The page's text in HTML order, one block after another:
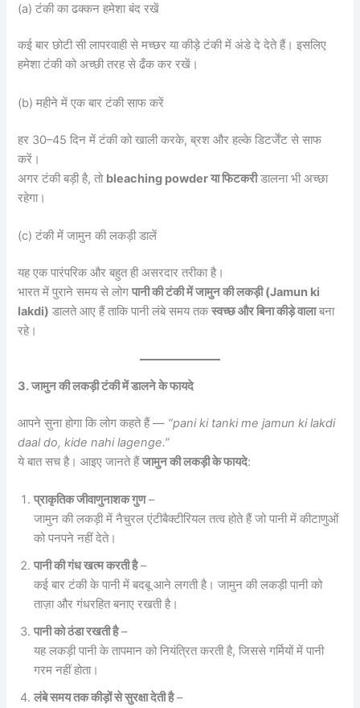
(a) टंकी का ढक्कन हमेशा बंद रखें
कई बार छोटी सी लापरवाही से मच्छर या कीड़े टंकी में अंडे दे देते हैं। इसलिए
हमेशा टंकी को अच्छी तरह से ढँक कर रखें।
(b) महीने में एक बार टंकी साफ करें
हर 30–45 दिन में टंकी को खाली करके, ब्रश और हल्के डिटर्जेंट से साफ
करें।
अगर टंकी बड़ी है, तो bleaching powder या फिटकरीडालना भी अच्छा
रहेगा।
(c) टंकी में जामुन की लकड़ी डालें
यह एक पारंपरिक और बहुत ही असरदार तरीका है।
भारत में पुराने समय से लोगपानी की टंकी में जामुन की लकड़ी (Jamun ki
lakdi) डालते आए हैं ताकि पानी लंबे समय तकस्वच्छ और बिना कीड़े वालाबना
रहे।
3. जामुन की लकड़ी टंकी में डालने के फायदे
आपने सुना होगा कि लोग कहते हैं — “pani ki tanki me jamun ki lakdi
daal do, kide nahi lagenge.”
ये बात सच है। आइए जानते हैंजामुन की लकड़ी के फायदे:
प्राकृतिक जीवाणुनाशक गुण–
जामुन की लकड़ी में नैचुरल एंटीबैक्टीरियल तत्व होते हैं जो पानी में कीटाणुओं
को पनपने नहीं देते।
पानी की गंध खत्म करती है–
कई बार टंकी के पानी में बदबू आने लगती है। जामुन की लकड़ी पानी को
ताज़ा और गंधरहित बनाए रखती है।
पानी को ठंडा रखती है–
यह लकड़ी पानी के तापमान को नियंत्रित करती है, जिससे गर्मियों में पानी
गरम नहीं होता।
लंबे समय तक कीड़ों से सुरक्षा देती है–